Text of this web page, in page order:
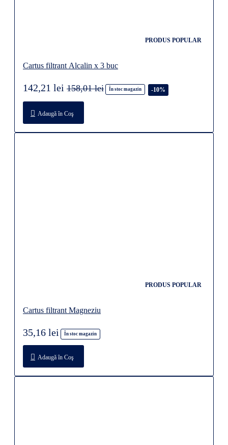
PRODUS POPULAR
Cartus filtrant Alcalin x 3 buc
În stoc magazin -10%
142,21 lei 158,01 lei
Adaugă în Coş
PRODUS POPULAR
Cartus filtrant Magneziu
În stoc magazin
35,16 lei
Adaugă în Coş